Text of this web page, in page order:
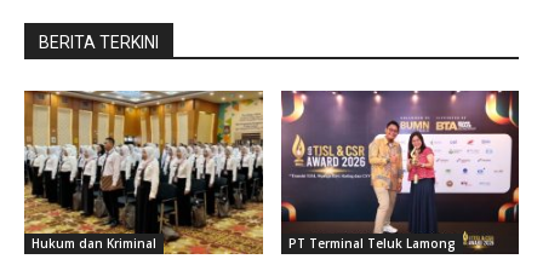
BERITA TERKINI
Hukum dan Kriminal PT Terminal Teluk Lamong